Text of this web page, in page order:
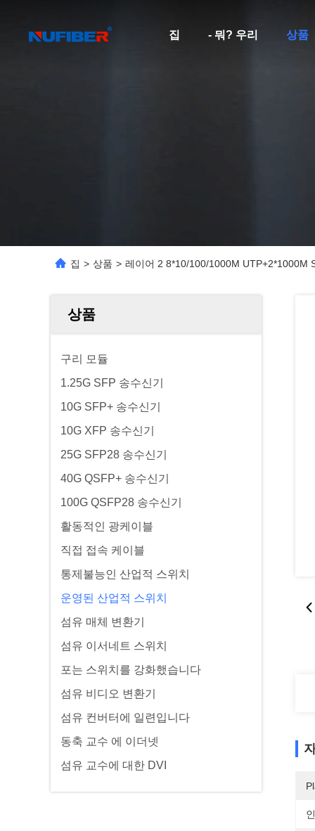
집 - 뭐? 우리 상품
집 > 상품 > 레이어 2 8*10/100/1000M UTP+2*1000M
상품
구리 모듈
1.25G SFP 송수신기
10G SFP+ 송수신기
10G XFP 송수신기
25G SFP28 송수신기
40G QSFP+ 송수신기
100G QSFP28 송수신기
활동적인 광케이블
직접 접속 케이블
통제불능인 산업적 스위치
운영된 산업적 스위치
섬유 매체 변환기
섬유 이서네트 스위치
포는 스위치를 강화했습니다
섬유 비디오 변환기
섬유 컨버터에 일련입니다
동축 교수 에 이더넷
섬유 교수에 대한 DVI